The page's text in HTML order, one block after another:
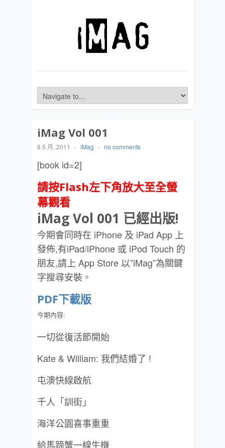
iMag Vol 001
8 5 月, 2011 - iMag - no comments
[book id=2]
請按Flash左下角放大至全螢
幕觀看
iMag Vol 001 已經出版!
今期會同時在 iPhone 及 iPad App 上
發佈,有iPad/iPhone 或 iPod Touch 的
朋友,請上 App Store 以”iMag”為關鍵
字搜尋安裝。
PDF下載版
今期內容:
一切從復活節開始
Kate & William: 我們結婚了 !
屯澳快線啟航
千人「訓街」
海洋公園喜事重重
給馬蹄蟹一線生機